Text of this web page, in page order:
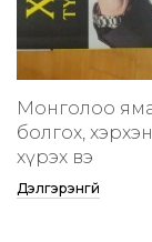
Монголоо
болгох,
хүрэх вэ
Дэлгэрэнгүй